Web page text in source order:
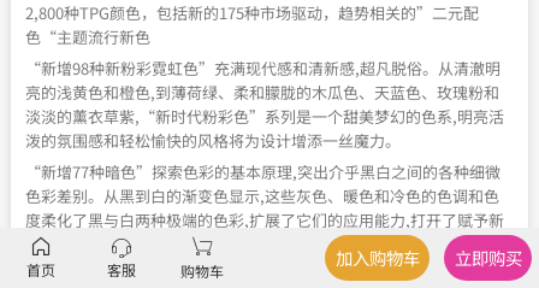
2,800种TPG颜色，包括新的175种市场驱动，趋势相关的”二元配
色“主题流行新色
“新增98种新粉彩霓虹色”充满现代感和清新感,超凡脱俗。从清澈明
亮的浅黄色和橙色,到薄荷绿、柔和朦胧的木瓜色、天蓝色、玫瑰粉和
淡淡的薰衣草紫,“新时代粉彩色”系列是一个甜美梦幻的色系,明亮活
泼的氛围感和轻松愉快的风格将为设计增添一丝魔力。
“新增77种暗色”探索色彩的基本原理,突出介乎黑白之间的各种细微
色彩差别。从黑到白的渐变色显示,这些灰色、暖色和冷色的色调和色
度柔化了黑与白两种极端的色彩,扩展了它们的应用能力,打开了赋予新
意义的趣味性和创造性的大门。
首页 客服 购物车
加入购物车 立即购买